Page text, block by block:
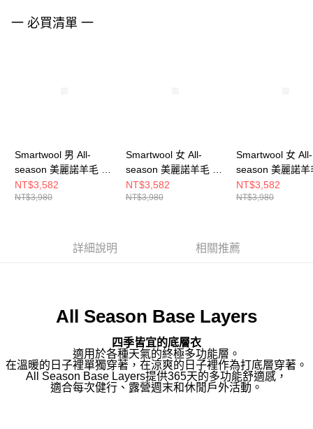
一 必買清單 一
Smartwool 男 All-
season 美麗諾羊毛 內
著 長袖上衣 暮藍
NT$3,582
NT$3,980
Smartwool 女 All-
season 美麗諾羊毛 內
著 長袖上衣 茄子色
NT$3,582
NT$3,980
Smartwool 女 All-
season 美麗諾羊
著 長袖上衣 暮光
NT$3,582
NT$3,980
詳細說明 相關推薦
All Season Base Layers
四季皆宜的底層衣
適用於各種天氣的終極多功能層。
在溫暖的日子裡單獨穿著，在涼爽的日子裡作為打底層穿著。
All Season Base Layers提供365天的多功能舒適感，
適合每次健行、露營週末和休閒戶外活動。